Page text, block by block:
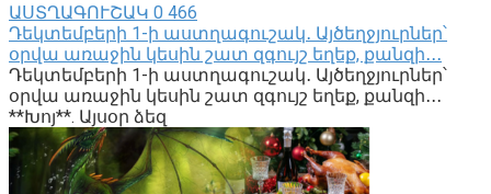
ԱՍՏՂԱԳՈՒՇԱԿ 0 466
Դեկտեմբերի 1-ի աստղագուշակ․ Այծեղջյուրներ՝
օրվա առաջին կեսին շատ զգույշ եղեք, քանզի․․․
Դեկտեմբերի 1-ի աստղագուշակ․ Այծեղջյուրներ՝
օրվա առաջին կեսին շատ զգույշ եղեք, քանզի․․․
**Խոյ**. Այսօր ձեզ